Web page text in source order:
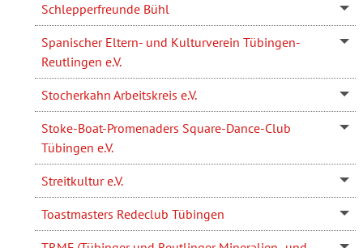
Schlepperfreunde Bühl
Spanischer Eltern- und Kulturverein Tübingen-
Reutlingen e.V.
Stocherkahn Arbeitskreis e.V.
Stoke-Boat-Promenaders Square-Dance-Club
Tübingen e.V.
Streitkultur e.V.
Toastmasters Redeclub Tübingen